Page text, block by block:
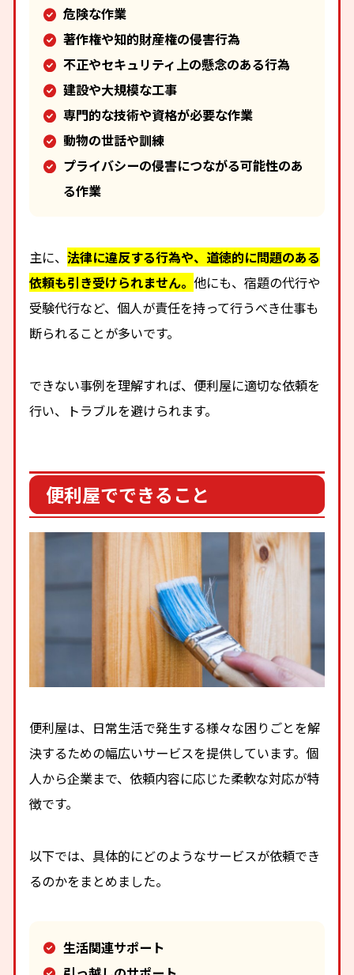
危険な作業
著作権や知的財産権の侵害行為
不正やセキュリティ上の懸念のある行為
建設や大規模な工事
専門的な技術や資格が必要な作業
動物の世話や訓練
プライバシーの侵害につながる可能性のあ
る作業
主に、法律に違反する行為や、道徳的に問題のある
依頼も引き受けられません。他にも、宿題の代行や
受験代行など、個人が責任を持って行うべき仕事も
断られることが多いです。
できない事例を理解すれば、便利屋に適切な依頼を
行い、トラブルを避けられます。
便利屋でできること
便利屋は、日常生活で発生する様々な困りごとを解
決するための幅広いサービスを提供しています。個
人から企業まで、依頼内容に応じた柔軟な対応が特
徴です。
以下では、具体的にどのようなサービスが依頼でき
るのかをまとめました。
生活関連サポート